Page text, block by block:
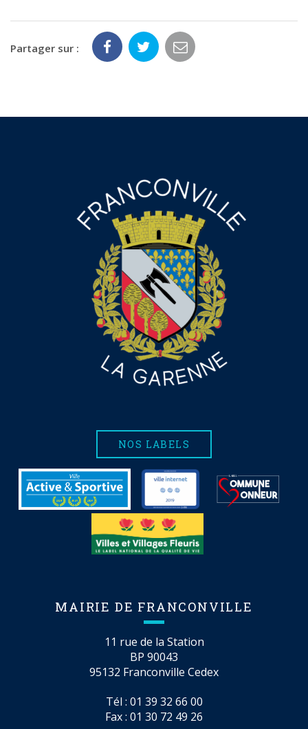
Partager sur :
NOS LABELS
MAIRIE DE FRANCONVILLE
11 rue de la Station
BP 90043
95132 Franconville Cedex
Tél : 01 39 32 66 00
Fax : 01 30 72 49 26